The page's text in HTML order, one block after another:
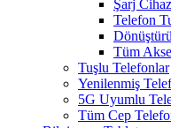
Şarj
Telefon
Tüm
Tuşlu Telefonlar
Yenilenmiş
5G Uyumlu
Tüm Cep